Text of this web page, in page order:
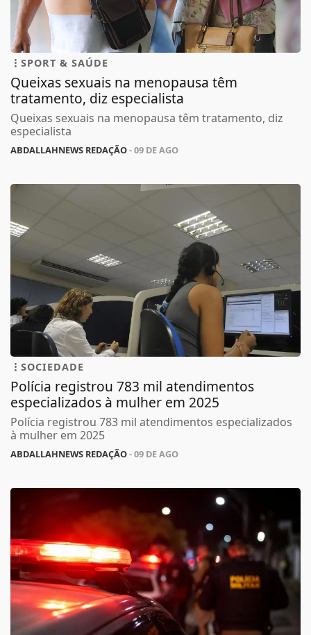
SPORT & SAÚDE
Queixas sexuais na menopausa têm
tratamento, diz especialista
Queixas sexuais na menopausa têm tratamento, diz
especialista
ABDALLAHNEWS REDAÇÃO- 09 DE AGO
SOCIEDADE
Polícia registrou 783 mil atendimentos
especializados à mulher em 2025
Polícia registrou 783 mil atendimentos especializados
à mulher em 2025
ABDALLAHNEWS REDAÇÃO- 09 DE AGO